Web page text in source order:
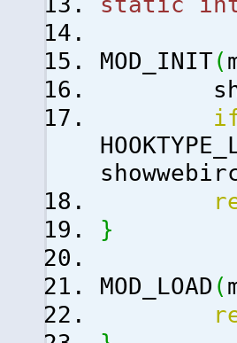
MOD_INIT (
}
MOD_LOAD (